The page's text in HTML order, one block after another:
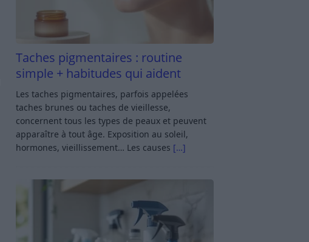
Taches pigmentaires : routine
simple + habitudes qui aident
Les taches pigmentaires, parfois appelées
taches brunes ou taches de vieillesse,
concernent tous les types de peaux et peuvent
apparaître à tout âge. Exposition au soleil,
hormones, vieillissement… Les causes […]